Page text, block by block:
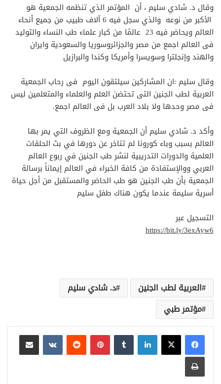
وقال د. شادي سليم ، أن المؤتمر الذي تنظمه الجمعية هو
الأكبر من نوعه والذي سجل فيه 6 آلاف طبيب من جميع أنحاء
العالم ويحاضر فيه 23 عالمًا من كبار علماء طب النساء والتوليد
فى العالم اجمع من مصر والجزائروسوريا والسعودية وايران
والهند وإنجلترا وسويسرا وأمريكا وكندا والبرازيل
وقال سليم :ان المشاركين سيلتقون اليوم فى رحاب الجمعية
العربية لطب الجنين التى تحتضن العلم والعلماء والمتعلمين ليس
فى مصر وحدها ولا بلاد العرب بل فى العالم اجمع.
وأكد د. شادي سليم أن الجمعية ومع الظروف التي يمر بها
العالم بسبب وباء كورونا لم تتاخر عن دورها في بث الحلقات
العلمية والدورات التدريبية لنشر طب الجنين في ربوع العالم
العربي ووالإستفادة من كافة الخبراء في العالم إيماناً برسالة
الجمعية بأن طب الجنين هو طب الحاضر والمستقبل من أجل حياة
أسرية سليمة عندما يكون هناك طفل سليم
التسجيل عبر
https://bit.ly/3exAyw6
العربية لطب الجنين
د. شادي سليم
مؤتمر طبي
لينكدإن بينتيريست
مشاركة عبر البريد
طباعة